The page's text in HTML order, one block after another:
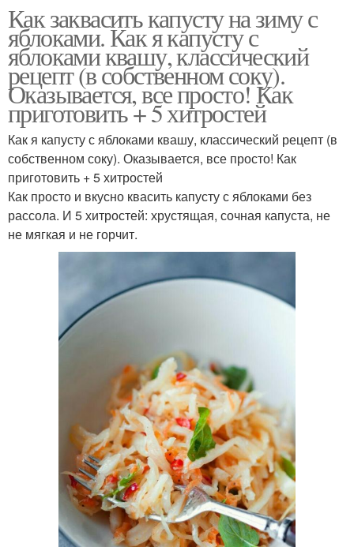
Как заквасить капусту на зиму с
яблоками. Как я капусту с
яблоками квашу, классический
рецепт (в собственном соку).
Оказывается, все просто! Как
приготовить + 5 хитростей
Как я капусту с яблоками квашу, классический рецепт (в
собственном соку). Оказывается, все просто! Как
приготовить + 5 хитростей
Как просто и вкусно квасить капусту с яблоками без
рассола. И 5 хитростей: хрустящая, сочная капуста, не
не мягкая и не горчит.